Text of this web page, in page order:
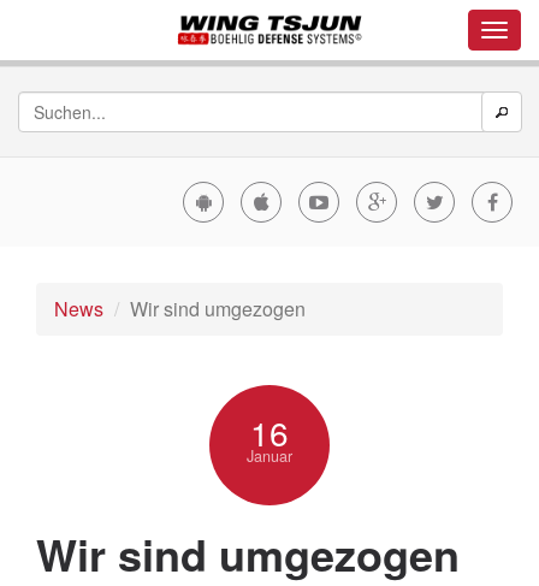
News Wir sind umgezogen
16
Januar
Wir sind umgezogen